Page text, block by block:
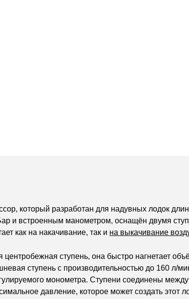
который разработан для надувных лодок
и встроенным манометром, оснащён двумя
как на накачивание, так и на выкачивание
центробежная ступень, она быстро нагнетает
ступень с производительностью до 160 л/
монометра. Ступени соединены
давление, которое может создать этот